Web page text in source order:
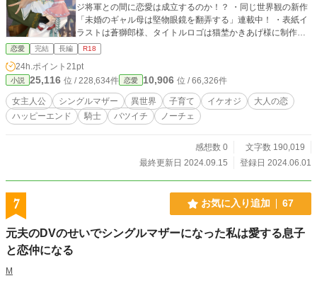
ジ将軍との間に恋愛は成立するのか！？ ・同じ世界観の新作
「未婚のギャル母は堅物眼鏡を翻弄する」連載中！ ・表紙イ
ラストは蒼獅郎様、タイトルロゴは猫埜かきあげ様に制作し
ていただきました。画像・文章ともAI学習禁止。 ・ファンタ
ジー世界ですが不思議要素はありません。 ・※マークの話に
は性描写を含みます。苦手な方は読み飛ばしていただいても
本筋に影響はありません。 ・エブリスタにて恋愛ファンタジ
ートレンドランキング1位獲得
恋愛 完結 長編 R18
24h.ポイント 21pt
小説 25,116 位 / 228,634件 恋愛 10,906 位 / 66,326件
女主人公 シングルマザー 異世界 子育て イケオジ
大人の恋
ハッピーエンド
騎士 バツイチ ノーチェ
感想数 0
文字数 190,019
最終更新日 2024.09.15
登録日 2024.06.01
7 お気に入り追加 67
元夫のDVのせいでシングルマザーになった私は愛する息子
と恋仲になる
M